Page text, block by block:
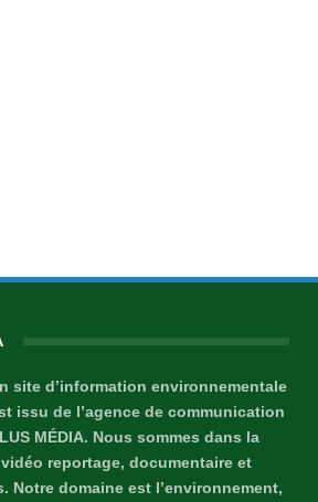
site d’information environnementale
issu de l’agence de communication
MÉDIA. Nous sommes dans la
reportage, documentaire et
Notre domaine est l’environnement,